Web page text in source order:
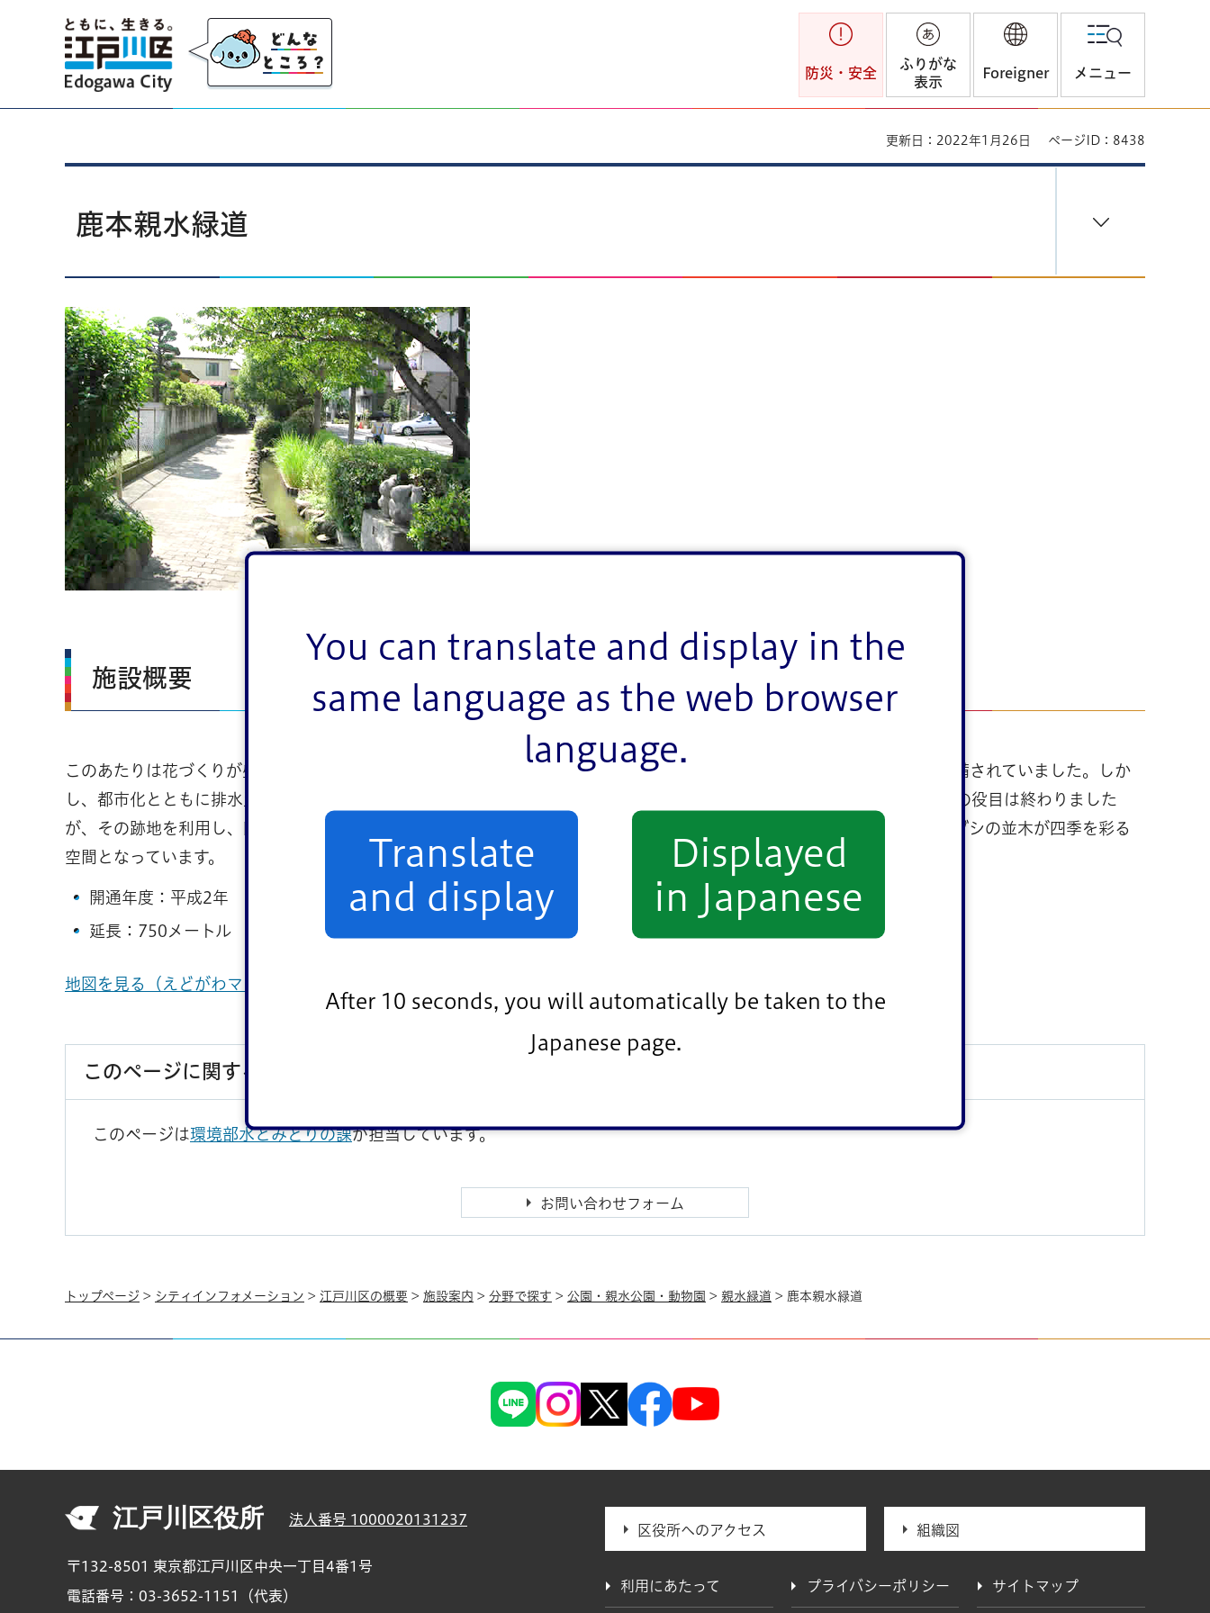
You can translate and display in the
same language as the web browser
language.
Translate
and display
Displayed
in Japanese
After 10 seconds, you will automatically be taken to the
Japanese page.
江戸川区
防災・安全
ふりがな
表示
Foreigner メニュー
更新日：2022年1月26日 ページID：8438
鹿本親水緑道
施設概要
このあたりは花づくりが盛んだったため、「東京の花暦は鹿骨にはじまる」と言われ、花づくりや農業用水として水路が整備されていました。しか
し、都市化とともに排水路となり、蓋をかけ歩道として使われるようになりました。その後、下水道の整備とともに、水路の役目は終わりました
が、その跡地を利用し、四季折々の緑とせせらぎのある散歩道として整備しました。花づくりのメッカにふさわしく桜やコブシの並木が四季を彩る
空間となっています。
開通年度：平成2年
延長：750メートル
地図を見る（えどがわマップへ）
このページに関するお問い合わせ
このページは環境部水とみどりの課が担当しています。
トップページ > シティインフォメーション > 江戸川区の概要 > 施設案内 > 分野で探す > 公園・親水公園・動物園 > 親水緑道 > 鹿本親水緑道
江戸川区役所 法人番号 1000020131237
〒132-8501 東京都江戸川区中央一丁目4番1号
電話番号：03-3652-1151（代表）
区役所へのアクセス 組織図
利用にあたって プライバシーポリシー サイトマップ